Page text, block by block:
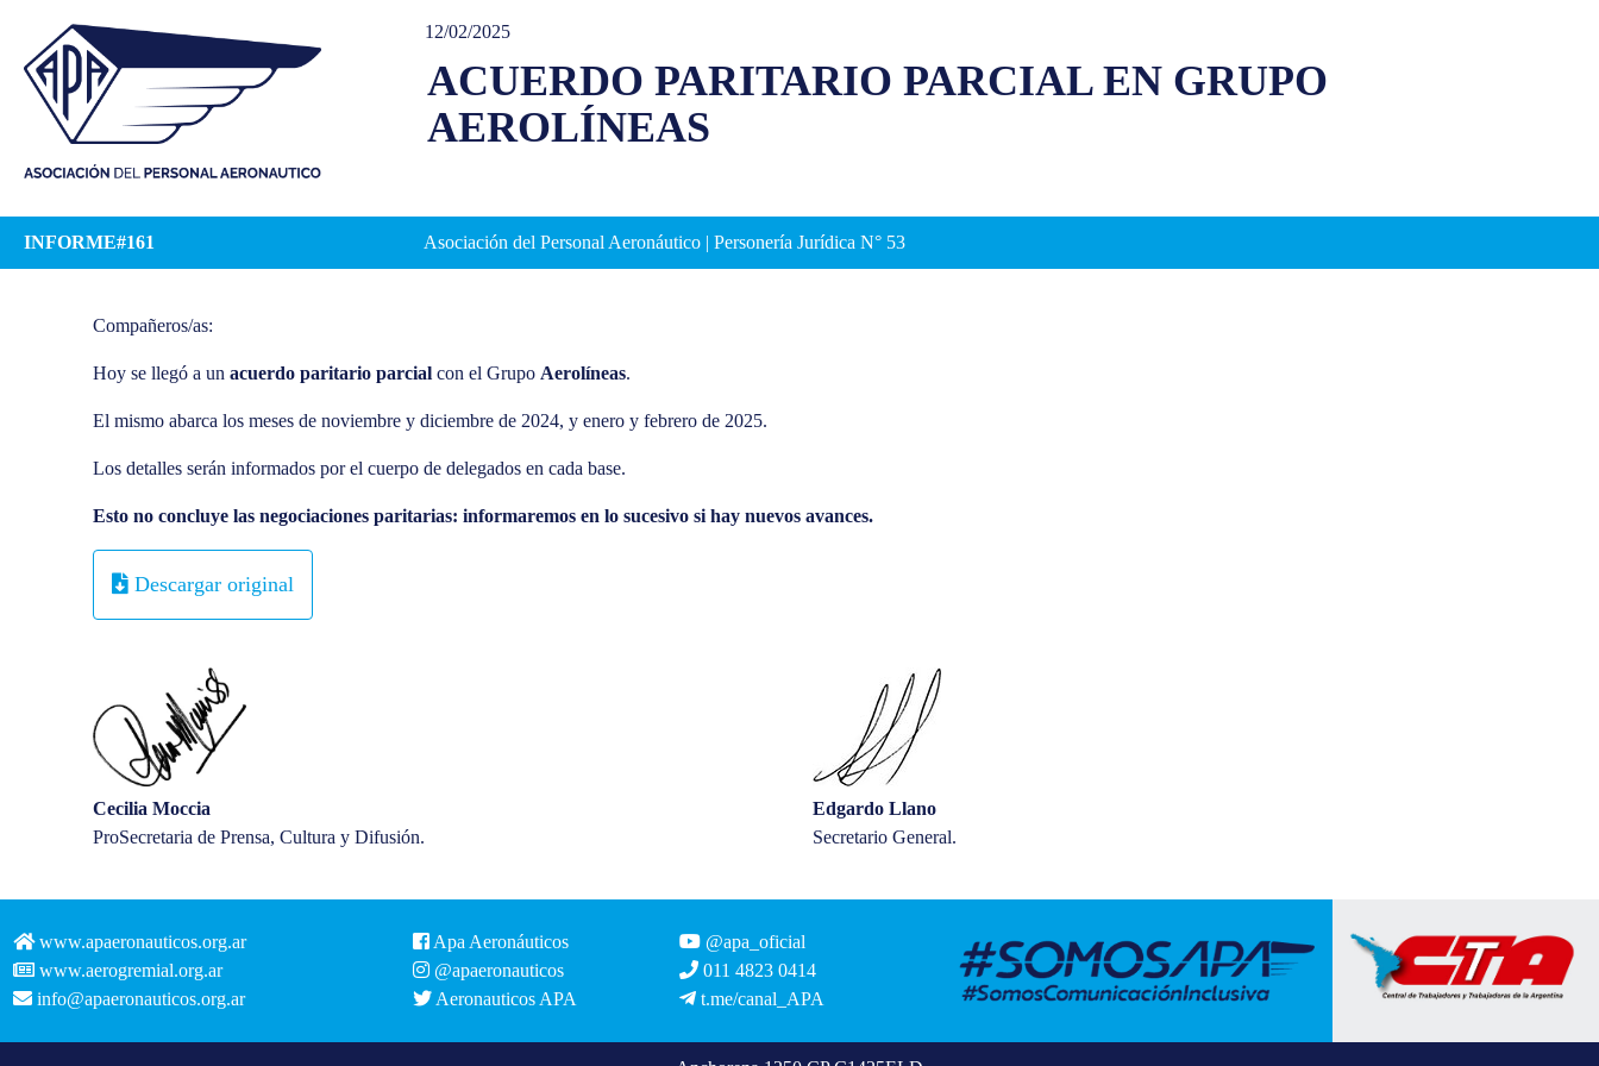
12/02/2025
ACUERDO PARITARIO PARCIAL EN GRUPO
AEROLÍNEAS
INFORME#161 Asociación del Personal Aeronáutico | Personería Jurídica N° 53
Compañeros/as:
Hoy se llegó a unacuerdo paritario parcial con el Grupo Aerolíneas.
El mismo abarca los meses de noviembre y diciembre de 2024, y enero y febrero de 2025.
Los detalles serán informados por el cuerpo de delegados en cada base.
Esto no concluye las negociaciones paritarias: informaremos en lo sucesivo si hay nuevos avances.
Descargar original
Cecilia Moccia
ProSecretaria de Prensa, Cultura y Difusión.
Edgardo Llano
Secretario General.
www.apaeronauticos.org.ar
www.aerogremial.org.ar
info@apaeronauticos.org.ar
Apa Aeronáuticos
@apaeronauticos
Aeronauticos APA
@apa_oficial
011 4823 0414
t.me/canal_APA